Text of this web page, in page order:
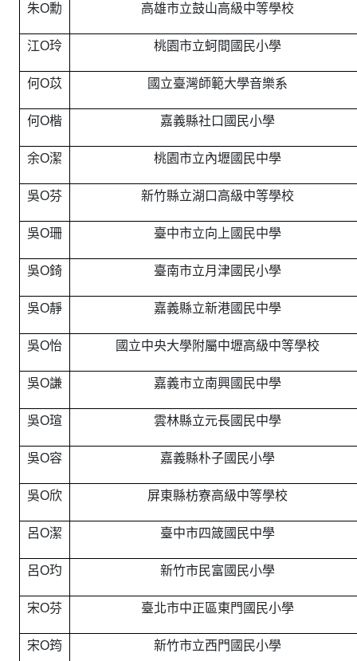
朱O勳 高雄市立鼓山高級中等學校
江O玲 桃園市立蚵間國民小學
何O苡 國立臺灣師範大學音樂系
何O楷 嘉義縣社口國民小學
余O潔 桃園市立內壢國民中學
吳O芬 新竹縣立湖口高級中等學校
吳O珊 臺中市立向上國民中學
吳O錡 臺南市立月津國民小學
吳O靜 嘉義縣立新港國民中學
吳O怡 國立中央大學附屬中壢高級中等學校
吳O謙 嘉義市立南興國民中學
吳O瑄 雲林縣立元長國民中學
吳O容 嘉義縣朴子國民小學
吳O欣 屏東縣枋寮高級中等學校
呂O潔 臺中市四箴國民中學
呂O玓 新竹市民富國民小學
宋O芬 臺北市中正區東門國民小學
宋O筠 新竹市立西門國民小學